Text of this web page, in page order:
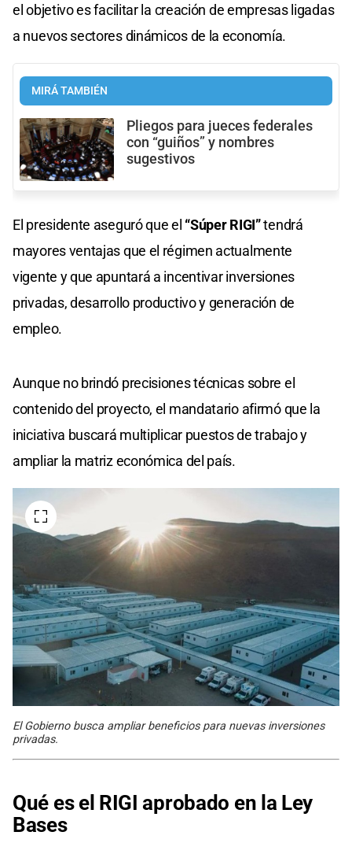
el objetivo es facilitar la creación de empresas ligadas
a nuevos sectores dinámicos de la economía.
MIRÁ TAMBIÉN
Pliegos para jueces federales
con “guiños” y nombres
sugestivos
El presidente aseguró que el “Súper RIGI”tendrá
mayores ventajas que el régimen actualmente
vigente y que apuntará a incentivar inversiones
privadas, desarrollo productivo y generación de
empleo.
Aunque no brindó precisiones técnicas sobre el
contenido del proyecto, el mandatario afirmó que la
iniciativa buscará multiplicar puestos de trabajo y
ampliar la matriz económica del país.
El Gobierno busca ampliar beneficios para nuevas inversiones
privadas.
Qué es el RIGI aprobado en la Ley
Bases